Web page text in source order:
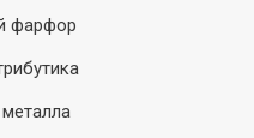
фарфор